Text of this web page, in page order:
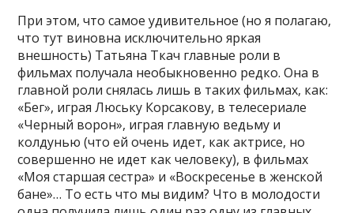
При этом, что самое удивительное (но я полагаю,
что тут виновна исключительно яркая
внешность) Татьяна Ткач главные роли в
фильмах получала необыкновенно редко. Она в
главной роли снялась лишь в таких фильмах, как:
«Бег», играя Люську Корсакову, в телесериале
«Черный ворон», играя главную ведьму и
колдунью (что ей очень идет, как актрисе, но
совершенно не идет как человеку), в фильмах
«Моя старшая сестра» и «Воскресенье в женской
бане»… То есть что мы видим? Что в молодости